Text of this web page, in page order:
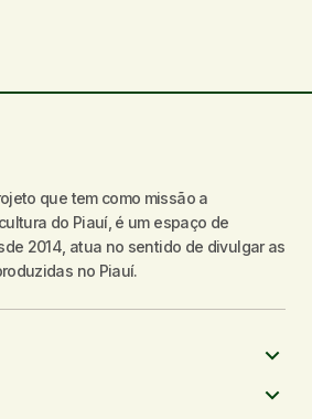
que tem como missão a
do Piauí, é um espaço de
2014, atua no sentido de divulgar as
no Piauí.